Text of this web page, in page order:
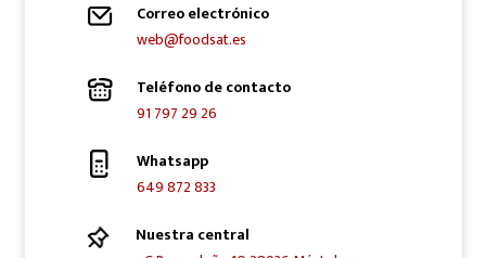
Correo electrónico
web@foodsat.es
Teléfono de contacto
91 797 29 26
Whatsapp
649 872 833
Nuestra central